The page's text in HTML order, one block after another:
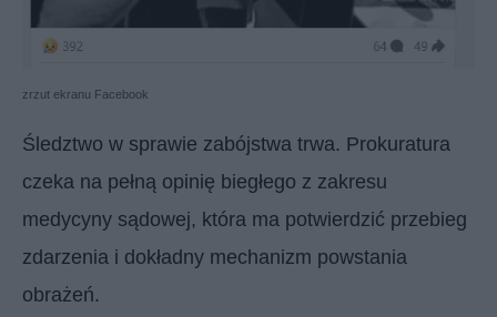
zrzut ekranu Facebook
Śledztwo w sprawie zabójstwa trwa. Prokuratura
czeka na pełną opinię biegłego z zakresu
medycyny sądowej, która ma potwierdzić przebieg
zdarzenia i dokładny mechanizm powstania
obrażeń.